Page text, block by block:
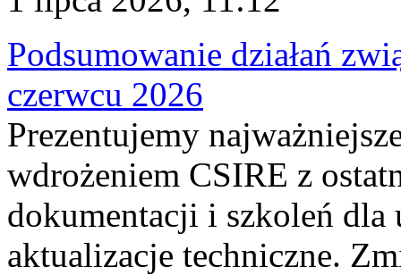
Podsumowanie działań
czerwcu 2026
Prezentujemy
wdrożeniem CSIRE z
dokumentacji i szkoleń
aktualizacje techniczne.